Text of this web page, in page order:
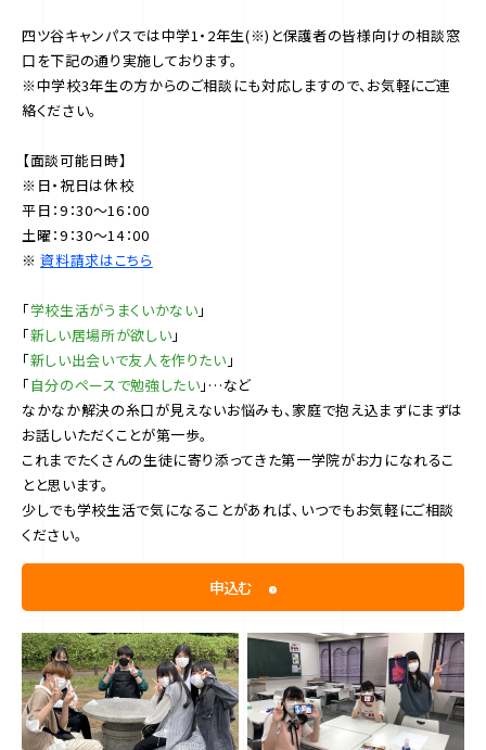
四ツ谷キャンパスでは中学1・2年生(※)と保護者の皆様向けの相談窓
口を下記の通り実施しております。
※中学校3年生の方からのご相談にも対応しますので、お気軽にご連
絡ください。
【面談可能日時】
※日・祝日は休校
平日：9：30～16：00
土曜：9：30～14：00
※資料請求はこちら
「学校生活がうまくいかない 」
「新しい居場所が欲しい 」
「新しい出会いで友人を作りたい 」
「自分のペースで勉強したい 」…など
なかなか解決の糸口が見えないお悩みも、家庭で抱え込まずにまずは
お話しいただくことが第一歩。
これまでたくさんの生徒に寄り添ってきた第一学院がお力になれるこ
とと思います。
少しでも学校生活で気になることがあれば、いつでもお気軽にご相談
ください。
申込む